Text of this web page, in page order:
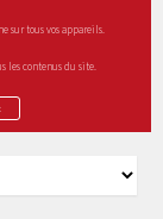
sur tous vos appareils.
les contenus du site.